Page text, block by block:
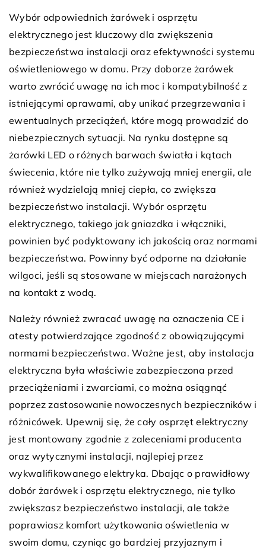
Wybór odpowiednich żarówek i osprzętu
elektrycznego jest kluczowy dla zwiększenia
bezpieczeństwa instalacji oraz efektywności systemu
oświetleniowego w domu. Przy doborze żarówek
warto zwrócić uwagę na ich moc i kompatybilność z
istniejącymi oprawami, aby unikać przegrzewania i
ewentualnych przeciążeń, które mogą prowadzić do
niebezpiecznych sytuacji. Na rynku dostępne są
żarówki LED o różnych barwach światła i kątach
świecenia, które nie tylko zużywają mniej energii, ale
również wydzielają mniej ciepła, co zwiększa
bezpieczeństwo instalacji. Wybór osprzętu
elektrycznego, takiego jak gniazdka i włączniki,
powinien być podyktowany ich jakością oraz normami
bezpieczeństwa. Powinny być odporne na działanie
wilgoci, jeśli są stosowane w miejscach narażonych
na kontakt z wodą.
Należy również zwracać uwagę na oznaczenia CE i
atesty potwierdzające zgodność z obowiązującymi
normami bezpieczeństwa. Ważne jest, aby instalacja
elektryczna była właściwie zabezpieczona przed
przeciążeniami i zwarciami, co można osiągnąć
poprzez zastosowanie nowoczesnych bezpieczników i
różnicówek. Upewnij się, że cały osprzęt elektryczny
jest montowany zgodnie z zaleceniami producenta
oraz wytycznymi instalacji, najlepiej przez
wykwalifikowanego elektryka. Dbając o prawidłowy
dobór żarówek i osprzętu elektrycznego, nie tylko
zwiększasz bezpieczeństwo instalacji, ale także
poprawiasz komfort użytkowania oświetlenia w
swoim domu, czyniąc go bardziej przyjaznym i